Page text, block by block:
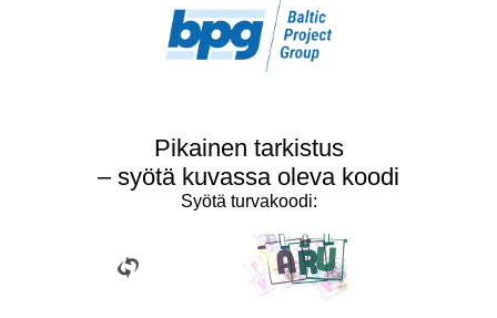
Pikainen tarkistus
– syötä kuvassa oleva koodi
Syötä turvakoodi: